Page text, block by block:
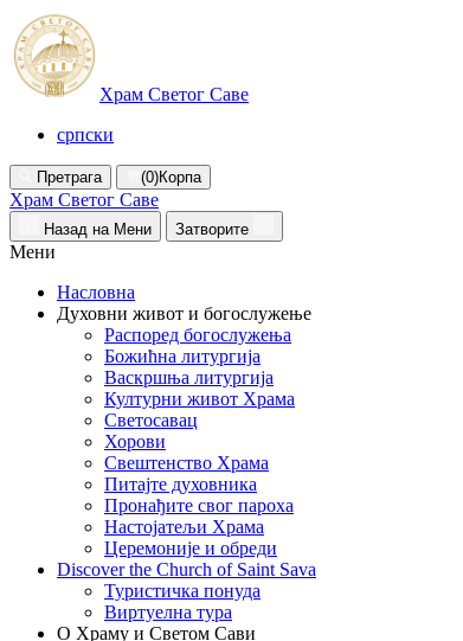
Храм Светог Саве
српски
Претрага (0)Корпа
Храм Светог Саве
Назад на Мени Затворите
Мени
Насловна
Духовни живот и богослужење
Распоред богослужења
Божићна литургија
Васкршња литургија
Културни живот Храма
Светосавац
Хорови
Свештенство Храма
Питајте духовника
Пронађите свог пароха
Настојатељи Храма
Церемоније и обреди
Discover the Church of Saint Sava
Туристичка понуда
Виртуелна тура
О Храму и Светом Сави